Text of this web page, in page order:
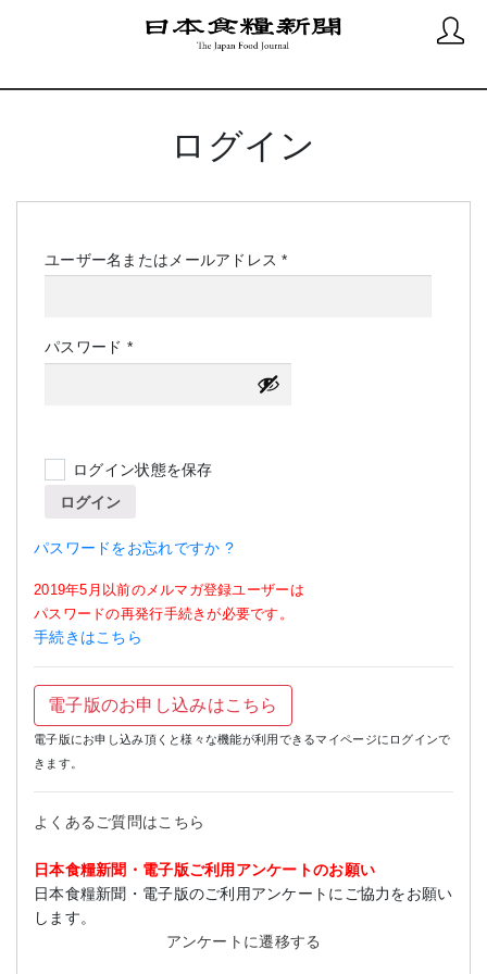
ログイン
ユーザー名またはメールアドレス*必
パスワード *必
須
ログイン状態を保存
ログイン
パスワードをお忘れですか ?
2019年5月以前のメルマガ登録ユーザーは
パスワードの再発行手続きが必要です。
手続きはこちら
電子版のお申し込みはこちら
電子版にお申し込み頂くと様々な機能が利用できるマイページにログインで
きます。
よくあるご質問はこちら
日本食糧新聞・電子版ご利用アンケートのお願い
日本食糧新聞・電子版のご利用アンケートにご協力をお願い
します。
アンケートに遷移する